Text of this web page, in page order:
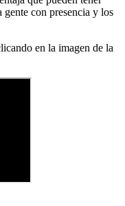
con presencia y los
en la imagen de la